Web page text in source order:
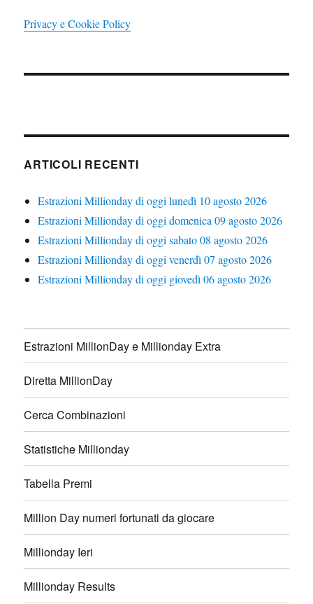
Privacy e Cookie Policy
ARTICOLI RECENTI
Estrazioni Millionday di oggi lunedì 10 agosto 2026
Estrazioni Millionday di oggi domenica 09 agosto 2026
Estrazioni Millionday di oggi sabato 08 agosto 2026
Estrazioni Millionday di oggi venerdì 07 agosto 2026
Estrazioni Millionday di oggi giovedì 06 agosto 2026
Estrazioni MillionDay e Millionday Extra
Diretta MillionDay
Cerca Combinazioni
Statistiche Millionday
Tabella Premi
Million Day numeri fortunati da giocare
Millionday Ieri
Millionday Results